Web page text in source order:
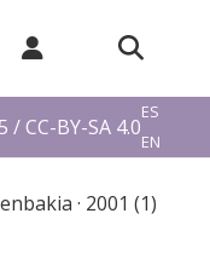
/ CC-BY-SA 4.0
ES
EN
· 2001 (1)